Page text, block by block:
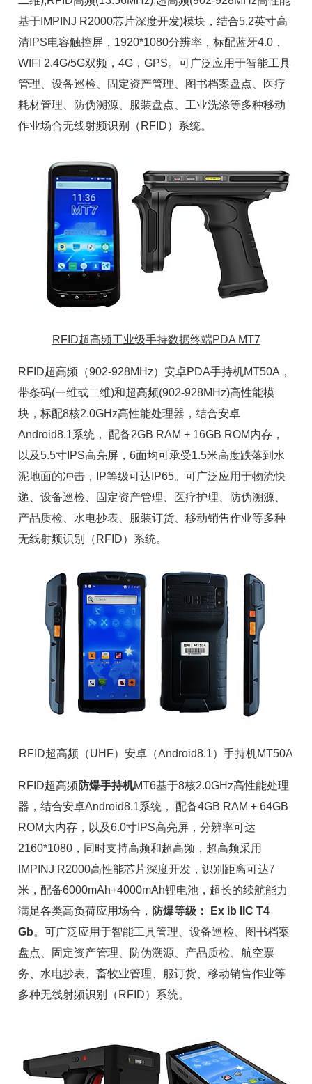
基于IMPINJ R2000芯片深度开发)模块，结合5.2英寸高
清IPS电容触控屏，1920*1080分辨率，标配蓝牙4.0，
WIFI 2.4G/5G双频，4G，GPS。可广泛应用于智能工具
管理 、设备巡检、 固定资产管理 、图书档案盘点、
医疗
耗材管理 、防伪溯源、服装盘点、工业洗涤等多种移动
作业场合无线射频识别（RFID）系统。
RFID超高频工业级手持数据终端PDA MT7
RFID超高频（902-928MHz）安卓PDA手持机MT50A，
带条码(一维或二维)和超高频(902-928MHz)高性能模
块，标配8核2.0GHz高性能处理器，结合安卓
Android8.1系统， 配备2GB RAM + 16GB ROM内存，
以及5.5寸IPS高亮屏，6面均可承受1.5米高度跌落到水
泥地面的冲击，IP等级可达IP65。可广泛应用于物流快
递、设备巡检、
固定资产管理、医疗护理、防伪溯源、
产品质检、水电抄表、服装订货、移动销售作业等多种
无线射频识别（ RFID）系统。
RFID超高频（UHF）安卓（Android8.1）手持机MT50A
RFID超高频 防爆手持机MT6基于8核2.0GHz高性能处理
器，结合安卓Android8.1系统， 配备4GB RAM + 64GB
ROM大内存，以及6.0寸IPS高亮屏，分辨率可达
2160*1080，同时支持高频和超高频，超高频采用
IMPINJ R2000高性能芯片深度开发，识别距离可达7
米，配备6000mAh+4000mAh锂电池，超长的续航能力
满足各类高负荷应用场合， 防爆等级： Ex ib IIC T4
Gb。可广泛应用于智能工具管理 、设备巡检、图书档案
盘点、
固定资产管理 、防伪溯源、产品质检、航空票
务、水电抄表、畜牧业管理、服订货、移动销售作业等
多种无线射频识别（ RFID）系统。